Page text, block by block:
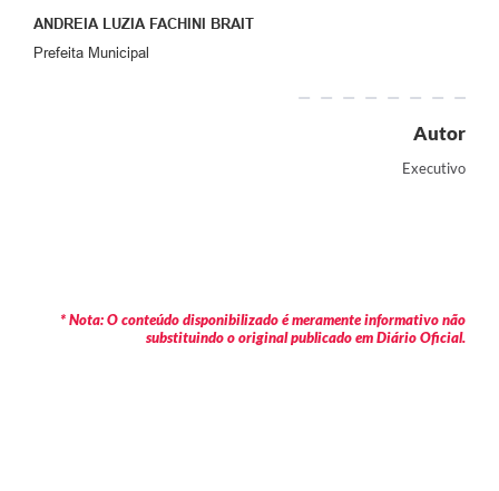
ANDREIA LUZIA FACHINI BRAIT
Prefeita Municipal
Autor
Executivo
* Nota: O conteúdo disponibilizado é meramente informativo não
substituindo o original publicado em Diário Oficial.